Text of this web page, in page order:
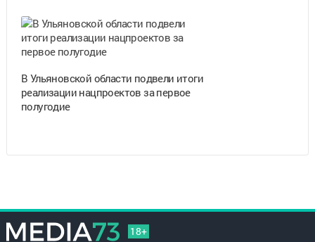
В Ульяновской области подвели итоги
реализации нацпроектов за первое
полугодие
18+